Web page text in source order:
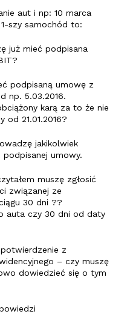
aut i np: 10 marca
szy samochód to:
już mieć podpisana
podpisaną umowę z
np. 5.03.2016.
karą za to że nie
od 21.01.2016?
jakikolwiek
umowy.
muszę zgłosić
związanej ze
30 dni ??
auta czy 30 dni od daty
potwierdzenie z
– czy muszę
dowiedzieć się o tym